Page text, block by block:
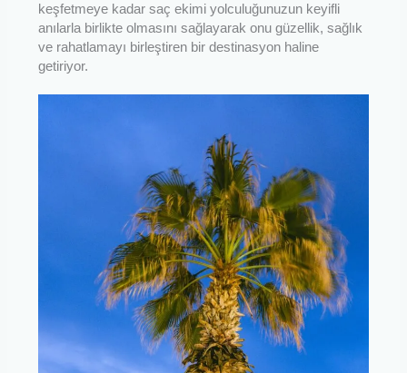
keşfetmeye kadar saç ekimi yolculuğunuzun keyifli
anılarla birlikte olmasını sağlayarak onu güzellik, sağlık
ve rahatlamayı birleştiren bir destinasyon haline
getiriyor.